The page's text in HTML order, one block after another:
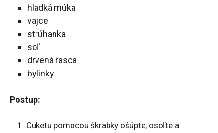
hladká múka
vajce
strúhanka
soľ
drvená rasca
bylinky
Postup:
Cuketu pomocou škrabky ošúpte, osoľte a